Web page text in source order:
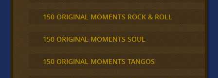
150 ORIGINAL MOMENTS ROCK & ROLL
150 ORIGINAL MOMENTS SOUL
150 ORIGINAL MOMENTS TANGOS